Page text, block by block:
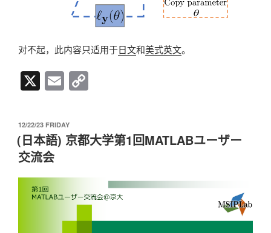
对不起，此内容只适用于日文和美式英文。
X E
m
ail
y
k
发
布
于
12/22/23 FRIDAY
(日本語) 京都大学第1回MATLABユーザー
交流会